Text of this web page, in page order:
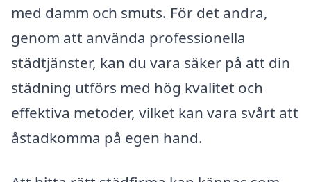
med damm och smuts. För det andra,
genom att använda professionella
städtjänster, kan du vara säker på att din
städning utförs med hög kvalitet och
effektiva metoder, vilket kan vara svårt att
åstadkomma på egen hand.